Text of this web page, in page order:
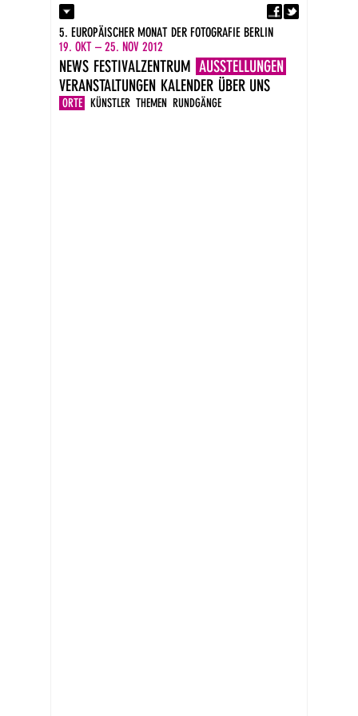
Kontakt
Presse
Impressum
DE
EN
5. EUROPÄISCHER MONAT DER FOTOGRAFIE BERLIN
19. OKT – 25. NOV 2012
NEWS FESTIVALZENTRUM AUSSTELLUNGEN
ORTE KÜNSTLER THEMEN RUNDGÄNGE
VERANSTALTUNGEN KALENDER ÜBER UNS